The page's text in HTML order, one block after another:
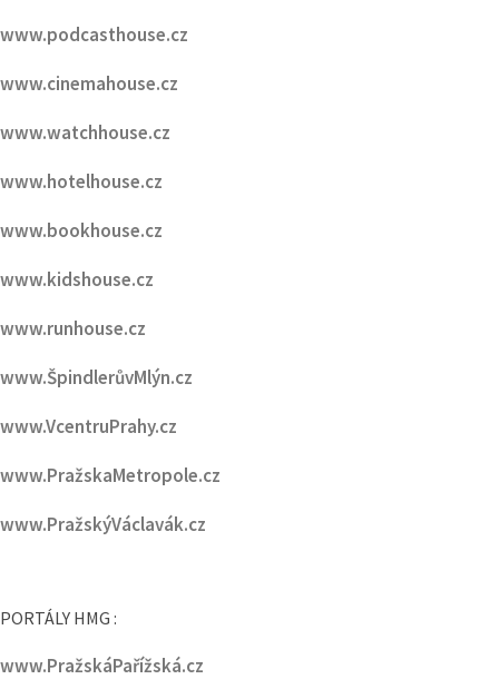
www.podcasthouse.cz
www.cinemahouse.cz
www.watchhouse.cz
www.hotelhouse.cz
www.bookhouse.cz
www.kidshouse.cz
www.runhouse.cz
www.ŠpindlerůvMlýn.cz
www.VcentruPrahy.cz
www.PražskaMetropole.cz
www.PražskýVáclavák.cz
PORTÁLY HMG :
www.PražskáPařížská.cz